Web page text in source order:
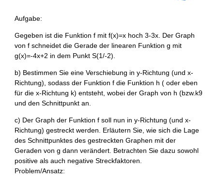
Aufgabe:
Gegeben ist die Funktion f mit f(x)=x hoch 3-3x. Der Graph
von f schneidet die Gerade der linearen Funktion g mit
g(x)=-4x+2 in dem Punkt S(1/-2).
b) Bestimmen Sie eine Verschiebung in y-Richtung (und x-
Richtung), sodass der Funktion f die Funktion h ( oder eben
für die x-Richtung k) entsteht, wobei der Graph von h (bzw.k9
und den Schnittpunkt an.
c) Der Graph der Funktion f soll nun in y-Richtung (und x-
Richtung) gestreckt werden. Erläutern Sie, wie sich die Lage
des Schnittpunktes des gestreckten Graphen mit der
Geraden von g dann verändert. Betrachten Sie dazu sowohl
positive als auch negative Streckfaktoren.
Problem/Ansatz: